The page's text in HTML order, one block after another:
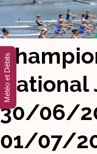
National
30/06/
01/07/
Météo et Débits